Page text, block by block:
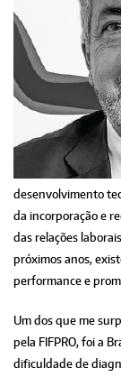
desenvolvimento
da incorporação e
das relações
próximos anos,
performance e
Um dos que me
pela FIFPRO, foi a
dificuldade de